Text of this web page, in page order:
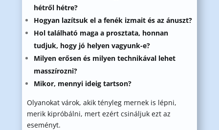
hétről hétre?
Hogyan lazítsuk el a fenék izmait és az ánuszt?
Hol található maga a prosztata, honnan
tudjuk, hogy jó helyen vagyunk-e?
Milyen erősen és milyen technikával lehet
masszírozni?
Mikor, mennyi ideig tartson?
Olyanokat várok, akik tényleg mernek is lépni,
merik kipróbálni, mert ezért csináljuk ezt az
eseményt.